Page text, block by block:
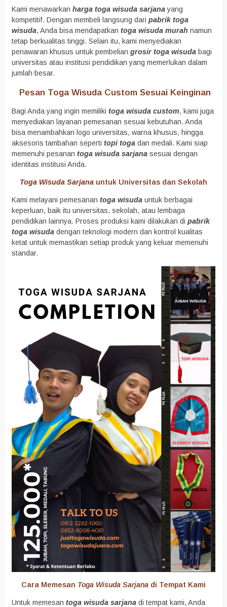
Kami menawarkan harga toga wisuda sarjanayang
kompetitif. Dengan membeli langsung dari pabrik toga
wisuda, Anda bisa mendapatkan toga wisuda murah namun
tetap berkualitas tinggi. Selain itu, kami menyediakan
penawaran khusus untuk pembelian grosir toga wisuda bagi
universitas atau institusi pendidikan yang memerlukan dalam
jumlah besar.
Pesan Toga Wisuda Custom Sesuai Keinginan
Bagi Anda yang ingin memiliki toga wisuda custom, kami juga
menyediakan layanan pemesanan sesuai kebutuhan. Anda
bisa menambahkan logo universitas, warna khusus, hingga
aksesoris tambahan seperti topi toga dan medali. Kami siap
memenuhi pesanan toga wisuda sarjana sesuai dengan
identitas institusi Anda.
Toga Wisuda Sarjana untuk Universitas dan Sekolah
Kami melayani pemesanan toga wisuda untuk berbagai
keperluan, baik itu universitas, sekolah, atau lembaga
pendidikan lainnya. Proses produksi kami dilakukan di pabrik
toga wisuda dengan teknologi modern dan kontrol kualitas
ketat untuk memastikan setiap produk yang keluar memenuhi
standar.
Cara Memesan Toga Wisuda Sarjana di Tempat Kami
Untuk memesan toga wisuda sarjana di tempat kami, Anda